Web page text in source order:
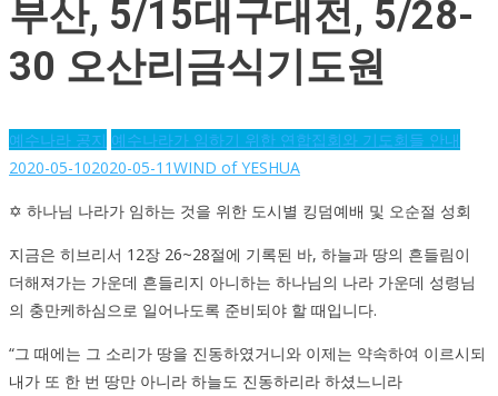
부산, 5/15대구대전, 5/28-
30 오산리금식기도원
예수나라 공지 예수나라가 임하기 위한 연합집회와 기도회들 안내
2020-05-102020-05-11WIND of YESHUA
✡ 하나님 나라가 임하는 것을 위한 도시별 킹덤예배 및 오순절 성회
지금은 히브리서 12장 26~28절에 기록된 바, 하늘과 땅의 흔들림이
더해져가는 가운데 흔들리지 아니하는 하나님의 나라 가운데 성령님
의 충만케하심으로 일어나도록 준비되야 할 때입니다.
“그 때에는 그 소리가 땅을 진동하였거니와 이제는 약속하여 이르시되
내가 또 한 번 땅만 아니라 하늘도 진동하리라 하셨느니라